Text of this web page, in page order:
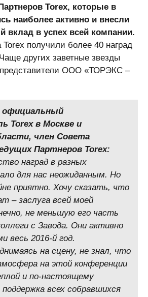
Torex, которые в
наиболее активно и внесли
в успех всей компании.
получили более 40 наград
других заветные звезды
ООО «ТОРЭКС –
Torex в Москве и
член Совета
Партнеров Torex:
наград в разных
для нас неожиданным. Но
приятно. Хочу сказать, что
– заслуга всей моей
не меньшую его часть
с Завода. Они активно
весь 2016-й год.
на сцену, не знал, что
на этой конференции
и по-настоящему
всех собравшихся